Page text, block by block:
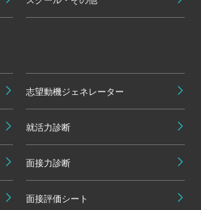
志望動機ジェネレーター
就活力診断
面接力診断
面接評価シート